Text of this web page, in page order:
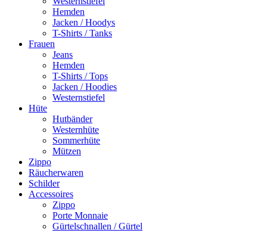
Hemden
Jacken / Hoodys
T-Shirts / Tanks
Frauen
Jeans
Hemden
T-Shirts / Tops
Jacken / Hoodies
Westernstiefel
Hüte
Hutbänder
Westernhüte
Sommerhüte
Mützen
Zippo
Räucherwaren
Schilder
Accessoires
Zippo
Porte Monnaie
Gürtelschnallen / Gürtel